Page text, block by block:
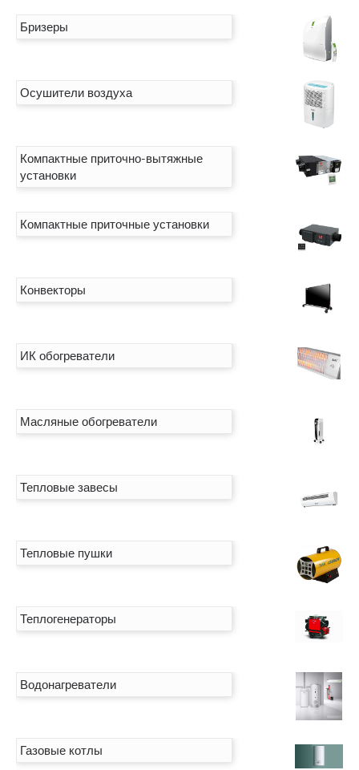
Бризеры
Осушители воздуха
Компактные приточно-вытяжные
установки
Компактные приточные установки
Конвекторы
ИК обогреватели
Масляные обогреватели
Тепловые завесы
Тепловые пушки
Теплогенераторы
Водонагреватели
Газовые котлы